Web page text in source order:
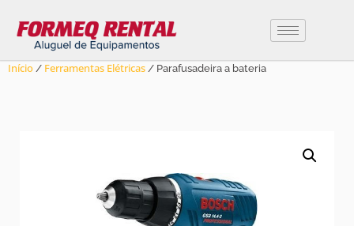
Início / Ferramentas Elétricas / Parafusadeira a bateria